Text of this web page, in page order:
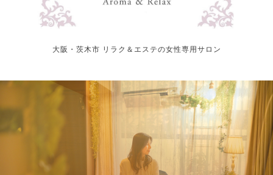
大阪・茨木市 リラク＆エステの女性専用サロン